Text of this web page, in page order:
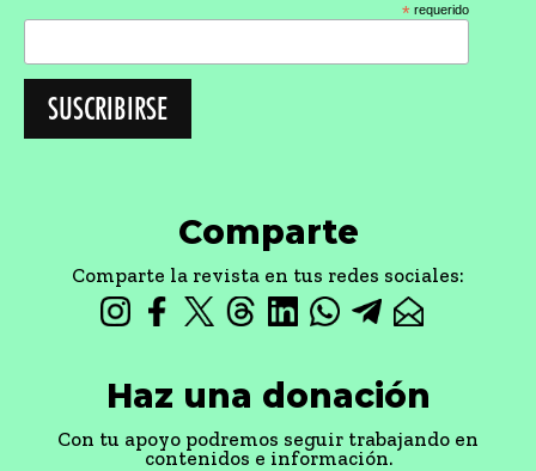
* requerido
Comparte
Comparte la revista en tus redes sociales:
Haz una donación
Con tu apoyo podremos seguir trabajando en
contenidos e información.